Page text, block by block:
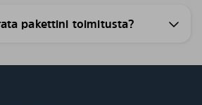
pakettini toimitusta?